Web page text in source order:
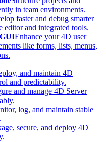
in team environments.
faster and debug smarter
editor and integrated tools.
Enhance your 4D user
like forms, lists, menus,
and maintain 4D
and predictability.
and manage 4D Server
log, and maintain stable
secure, and deploy 4D